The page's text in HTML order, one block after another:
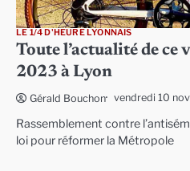
LE 1/4 D'HEURE LYONNAIS
Toute l’actualité de ce
2023 à Lyon
Gérald Bouchon vendredi 10
Rassemblement contre
loi pour réformer la Métropole